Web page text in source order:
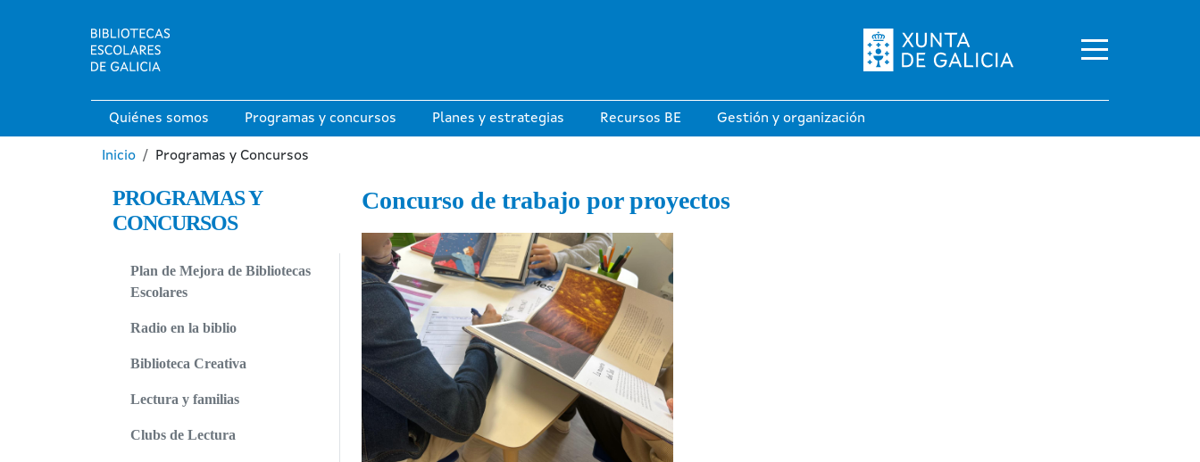
Main navigation
Quiénes somos Programas y concursos Planes y estrategias Recursos BE Gestión y organización
Ruta de navegación
Inicio Programas y Concursos
PROGRAMAS Y
CONCURSOS
Plan de Mejora de Bibliotecas
Escolares
Radio en la biblio
Biblioteca Creativa
Lectura y familias
Clubs de Lectura
Concurso de trabajo por proyectos
Image